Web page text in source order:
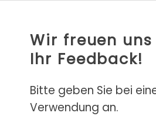
Wir freuen
Ihr Feedback!
Bitte geben Sie bei
Verwendung an.